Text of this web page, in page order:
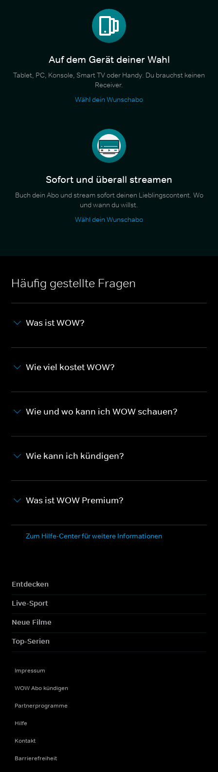
Auf dem Gerät deiner Wahl
Tablet, PC, Konsole, Smart TV oder Handy. Du brauchst keinen
Receiver.
Wähl dein Wunschabo
Sofort und überall streamen
Buch dein Abo und stream sofort deinen Lieblingscontent. Wo
und wann du willst.
Wähl dein Wunschabo
Häufig gestellte Fragen
Was ist WOW?
Wie viel kostet WOW?
Wie und wo kann ich WOW schauen?
Wie kann ich kündigen?
Was ist WOW Premium?
Zum Hilfe-Center für weitere Informationen
Entdecken
Live-Sport
Neue Filme
Top-Serien
Impressum
WOW Abo kündigen
Partnerprogramme
Hilfe
Kontakt
Barrierefreiheit